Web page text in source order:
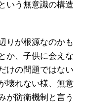
いう無意識の構造
りが根源なのかも
か、子供に会えな
けの問題ではない
壊れない様、無意
が防衛機制と言う